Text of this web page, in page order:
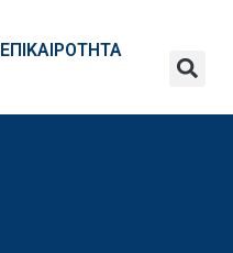
ΕΠΙΚΑΙΡΟΤΗΤΑ